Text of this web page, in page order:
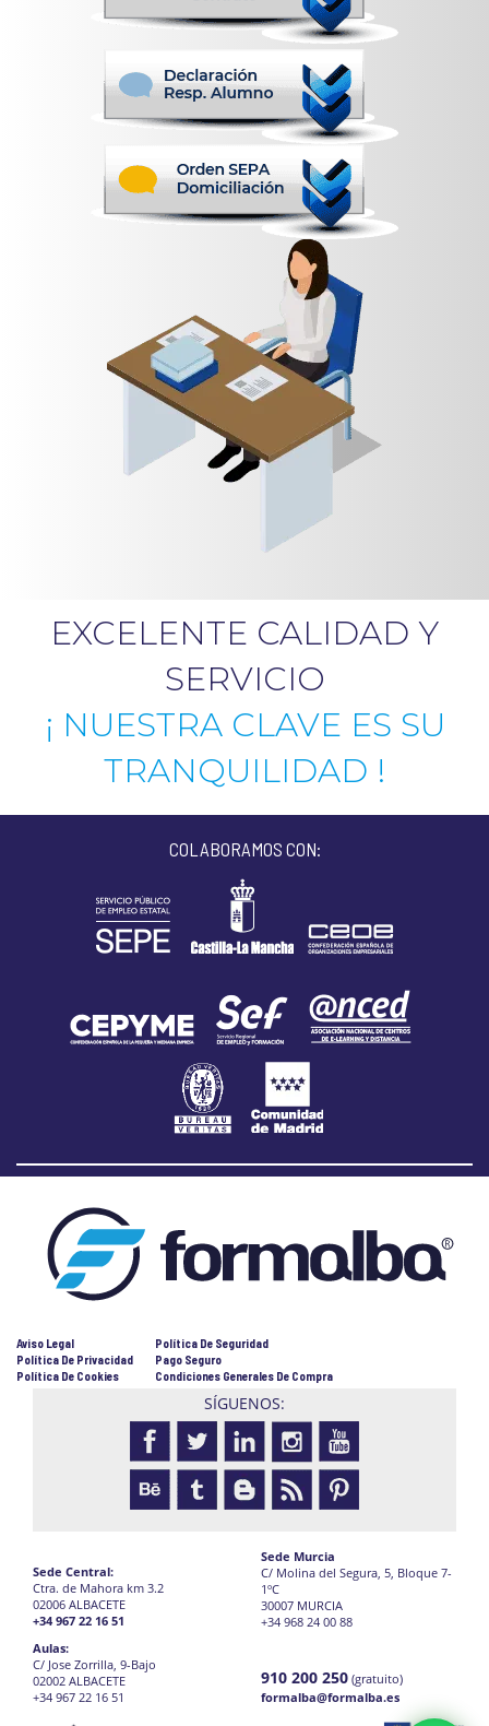
EXCELENTE CALIDAD Y
SERVICIO
¡ NUESTRA CLAVE ES SU
TRANQUILIDAD !
COLABORAMOS CON:
Aviso Legal
Política De Privacidad
Política De Cookies
Política De Seguridad
Pago Seguro
Condiciones Generales De Compra
SÍGUENOS:
Sede Central:
Ctra. de Mahora km 3.2
02006 ALBACETE
+34 967 22 16 51
Aulas:
C/ Jose Zorrilla, 9-Bajo
02002 ALBACETE
+34 967 22 16 51
Sede Murcia
C/ Molina del Segura, 5, Bloque 7-
1ºC
30007 MURCIA
+34 968 24 00 88
910 200 250 (gratuito)
formalba@formalba.es